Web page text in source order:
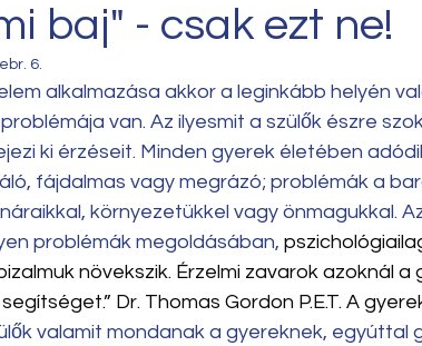
baj" - csak ezt ne!
6.
alkalmazása akkor a leginkább helyén
van. Az ilyesmit a szülők észre
ki érzéseit. Minden gyerek életében
fájdalmas vagy megrázó; problémák a
környezetükkel vagy önmagukkal.
problémák megoldásában,
növekszik. Érzelmi zavarok azoknál a
Dr. Thomas Gordon P.E.T. A
valamit mondanak a gyereknek, egyúttal